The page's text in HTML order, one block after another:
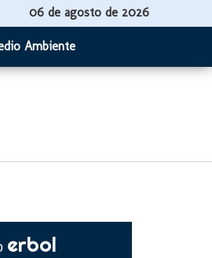
06 de agosto de 2026
Ambiente
erbol